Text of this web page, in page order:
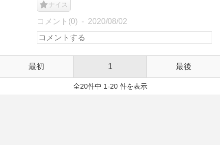
ナイス
コメント(0) 2020/08/02
最初 1 最後
全20件中 1-20 件を表示